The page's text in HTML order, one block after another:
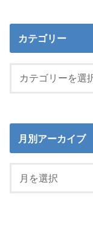
カテゴリー
月別アーカイブ